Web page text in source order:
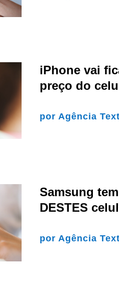
iPhone vai
preço do
por Agência
Samsung
DESTES
porAgência